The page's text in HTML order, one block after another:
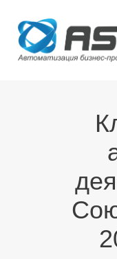
ГЛАВНАЯ
О
КАРЬЕРА